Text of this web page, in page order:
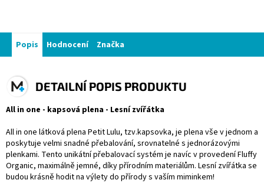
Popis Hodnocení Značka
DETAILNÍ POPIS PRODUKTU
All in one - kapsová plena - Lesní zvířátka
All in one látková plena Petit Lulu, tzv.kapsovka, je plena vše v jednom a
poskytuje velmi snadné přebalování, srovnatelné s jednorázovými
plenkami. Tento unikátní přebalovací systém je navíc v provedení Fluffy
Organic, maximálně jemné, díky přírodním materiálům. Lesní zvířátka se
budou krásně hodit na výlety do přírody s vaším miminkem!